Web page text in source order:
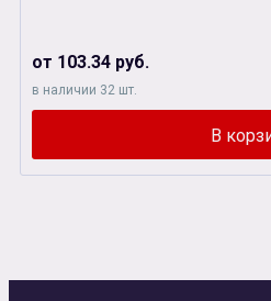
от 103.34 руб.
в наличии 32 шт.